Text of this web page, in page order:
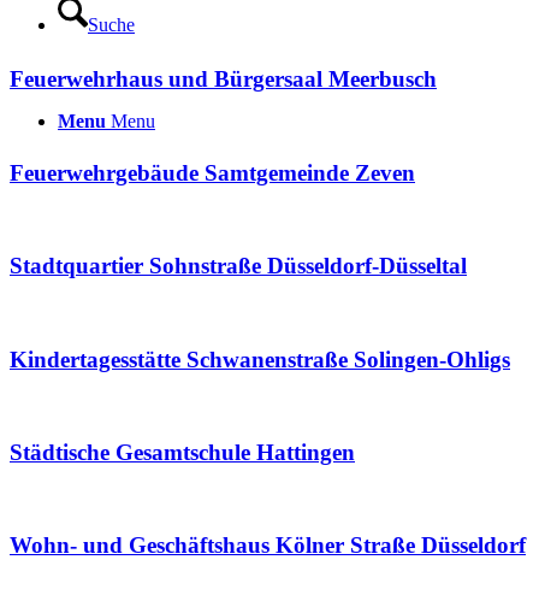
Suche
Menu Menu
Feuerwehrhaus und Bürgersaal Meerbusch
Feuerwehrgebäude Samtgemeinde Zeven
Stadtquartier Sohnstraße Düsseldorf-Düsseltal
Kindertagesstätte Schwanenstraße Solingen-Ohligs
Städtische Gesamtschule Hattingen
Wohn- und Geschäftshaus Kölner Straße Düsseldorf